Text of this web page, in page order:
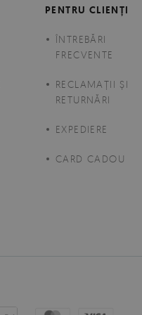
PENTRU CLIENȚI
ÎNTREBĂRI
FRECVENTE
RECLAMAȚII ȘI
RETURNĂRI
EXPEDIERE
CARD CADOU